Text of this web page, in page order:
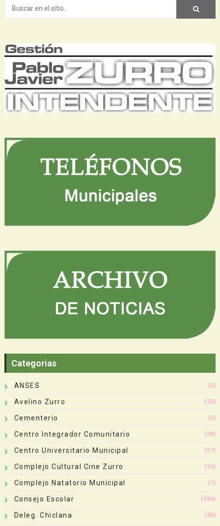
Categorias
ANSES (2)
Avelino Zurro (32)
Cementerio (5)
Centro Integrador Comunitario (28)
Centro Universitario Municipal (57)
Complejo Cultural Cine Zurro (10)
Complejo Natatorio Municipal (1)
Consejo Escolar (184)
Deleg. Chiclana (38)